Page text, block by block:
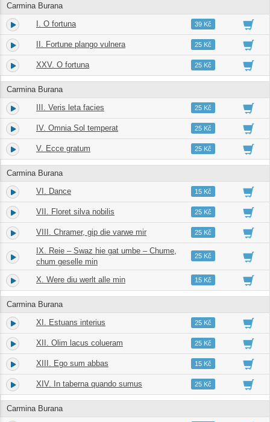
Carmina Burana
1. I. O fortuna 02:3639 Kč
2. II. Fortune plango vulnera 02:3725 Kč
3. XXV. O fortuna 02:3325 Kč
Carmina Burana
4. III. Veris leta facies 03:2825 Kč
5. IV. Omnia Sol temperat 02:0425 Kč
6. V. Ecce gratum 02:4025 Kč
Carmina Burana
7. VI. Dance 01:4315 Kč
8. VII. Floret silva nobilis 03:0225 Kč
9. VIII. Chramer, gip die varwe mir 02:5925 Kč
10.
IX. Reie – Swaz hie gat umbe – Chume,
chum geselle min
03:5925 Kč
11. X. Were diu werlt alle min 00:5315 Kč
Carmina Burana
12. XI. Estuans interius 02:1325 Kč
13. XII. Olim lacus colueram 03:2525 Kč
14. XIII. Ego sum abbas 01:3115 Kč
15. XIV. In taberna quando sumus 03:0625 Kč
Carmina Burana